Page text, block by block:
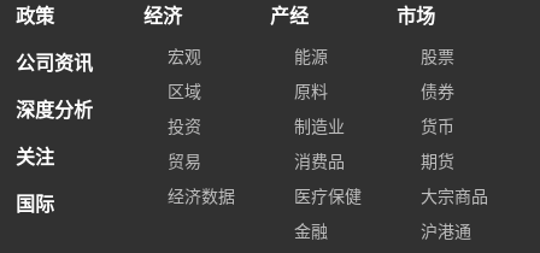
政策
公司资讯
深度分析
关注
国际
经济
宏观
区域
投资
贸易
经济数据
产经
能源
原料
制造业
消费品
医疗保健
金融
市场
股票
债券
货币
期货
大宗商品
沪港通